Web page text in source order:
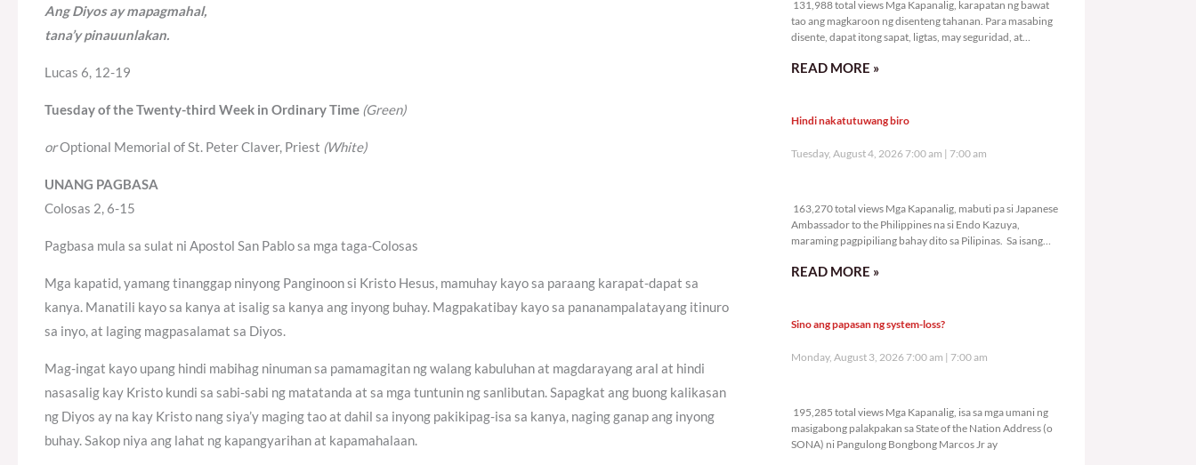
Ang Diyos ay mapagmahal,
tana’y pinauunlakan.
Lucas 6, 12-19
Tuesday of the Twenty-third Week in Ordinary Time (Green)
orOptional Memorial of St. Peter Claver, Priest (White)
UNANG PAGBASA
Colosas 2, 6-15
Pagbasa mula sa sulat ni Apostol San Pablo sa mga taga-Colosas
Mga kapatid, yamang tinanggap ninyong Panginoon si Kristo Hesus, mamuhay kayo sa paraang karapat-dapat sa
kanya. Manatili kayo sa kanya at isalig sa kanya ang inyong buhay. Magpakatibay kayo sa pananampalatayang itinuro
sa inyo, at laging magpasalamat sa Diyos.
Mag-ingat kayo upang hindi mabihag ninuman sa pamamagitan ng walang kabuluhan at magdarayang aral at hindi
nasasalig kay Kristo kundi sa sabi-sabi ng matatanda at sa mga tuntunin ng sanlibutan. Sapagkat ang buong kalikasan
ng Diyos ay na kay Kristo nang siya’y maging tao at dahil sa inyong pakikipag-isa sa kanya, naging ganap ang inyong
buhay. Sakop niya ang lahat ng kapangyarihan at kapamahalaan.
131,988 total views Mga Kapanalig, karapatan ng bawat
tao ang magkaroon ng disenteng tahanan. Para masabing
disente, dapat itong sapat, ligtas, may seguridad, at
READ MORE »
Hindi nakatutuwang biro
Tuesday, August 4, 2026 7:00 am 7:00 am
163,270 total views Mga Kapanalig, mabuti pa si Japanese
Ambassador to the Philippines na si Endo Kazuya,
maraming pagpipiliang bahay dito sa Pilipinas. Sa isang
READ MORE »
Sino ang papasan ng system-loss?
Monday, August 3, 2026 7:00 am 7:00 am
195,285 total views Mga Kapanalig, isa sa mga umani ng
masigabong palakpakan sa State of the Nation Address (o
SONA) ni Pangulong Bongbong Marcos Jr ay